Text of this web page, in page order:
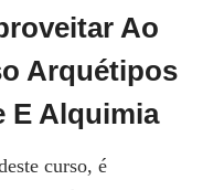
Ao
Arquétipos
E Alquimia
curso, é